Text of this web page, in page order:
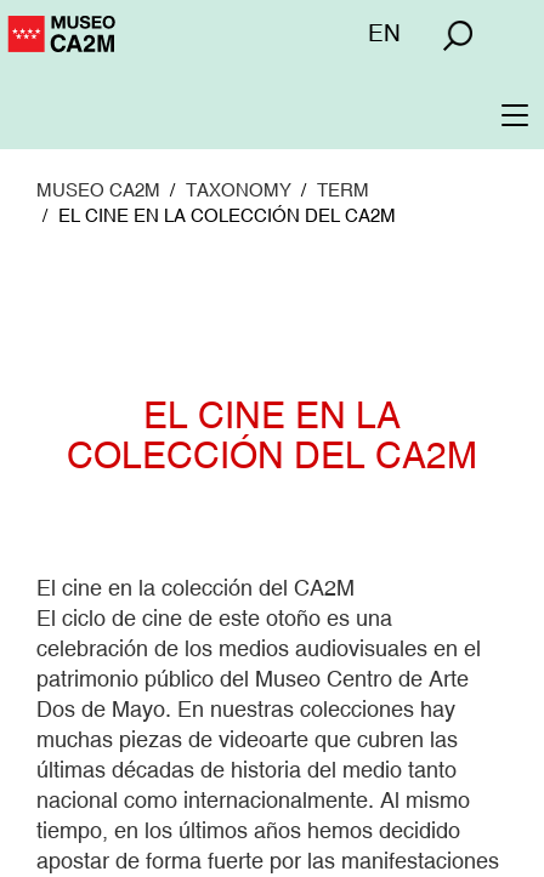
Pasar
Menú
EN
MUSEO CA2M TAXONOMY
TERM
EL CINE EN LA COLECCIÓN DEL CA2M
EL CINE EN LA
COLECCIÓN DEL CA2M
El cine en la colección del CA2M
El ciclo de cine de este otoño es una
celebración de los medios audiovisuales en el
patrimonio público del Museo Centro de Arte
Dos de Mayo. En nuestras colecciones hay
muchas piezas de videoarte que cubren las
últimas décadas de historia del medio tanto
nacional como internacionalmente. Al mismo
tiempo, en los últimos años hemos decidido
apostar de forma fuerte por las manifestaciones